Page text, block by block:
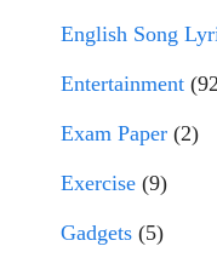
English Song
Entertainment
Exam Paper (2)
Exercise (9)
Gadgets (5)